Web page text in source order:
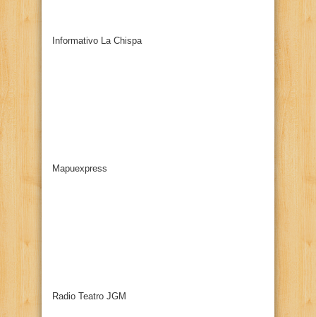
Informativo La Chispa
Mapuexpress
Radio Teatro JGM